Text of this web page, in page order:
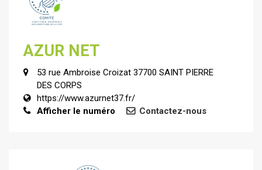
AZUR NET
53 rue Ambroise Croizat 37700 SAINT PIERRE
DES CORPS
https://www.azurnet37.fr/
Afficher le numéro
Contactez-nous